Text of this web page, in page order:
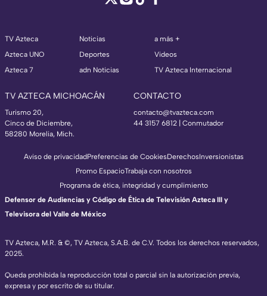
TV Azteca
Azteca UNO
Azteca 7
Noticias
Deportes
adn Noticias
a más +
Videos
TV Azteca Internacional
TV AZTECA MICHOACÁN
Turismo 20,
Cinco de Diciembre,
58280 Morelia, Mich.
CONTACTO
contacto@tvazteca.com
44 3157 6812 | Conmutador
TV Azteca, M.R. & ©, TV Azteca, S.A.B. de C.V. Todos los derechos reservados,
2025.
Queda prohibida la reproducción total o parcial sin la autorización previa,
expresa y por escrito de su titular.
Aviso de privacidadPreferencias de CookiesDerechosInversionistas
Promo EspacioTrabaja con nosotros
Programa de ética, integridad y cumplimiento
Defensor de Audiencias y Código de Ética de Televisión Azteca III y
Televisora del Valle de México